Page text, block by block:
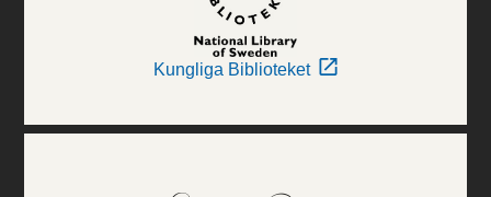
Kungliga Biblioteket